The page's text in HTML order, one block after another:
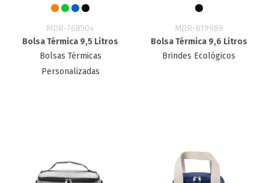
MDR-768504
Bolsa Térmica 9,5 Litros
Bolsas Térmicas
Personalizadas
MDR-619989
Bolsa Térmica 9,6 Litros
Brindes Ecológicos